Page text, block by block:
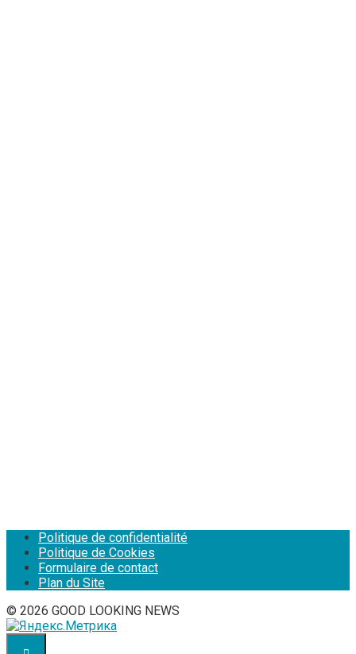
Politique de confidentialité
Politique de Cookies
Formulaire de contact
Plan du Site
© 2026 GOOD LOOKING NEWS